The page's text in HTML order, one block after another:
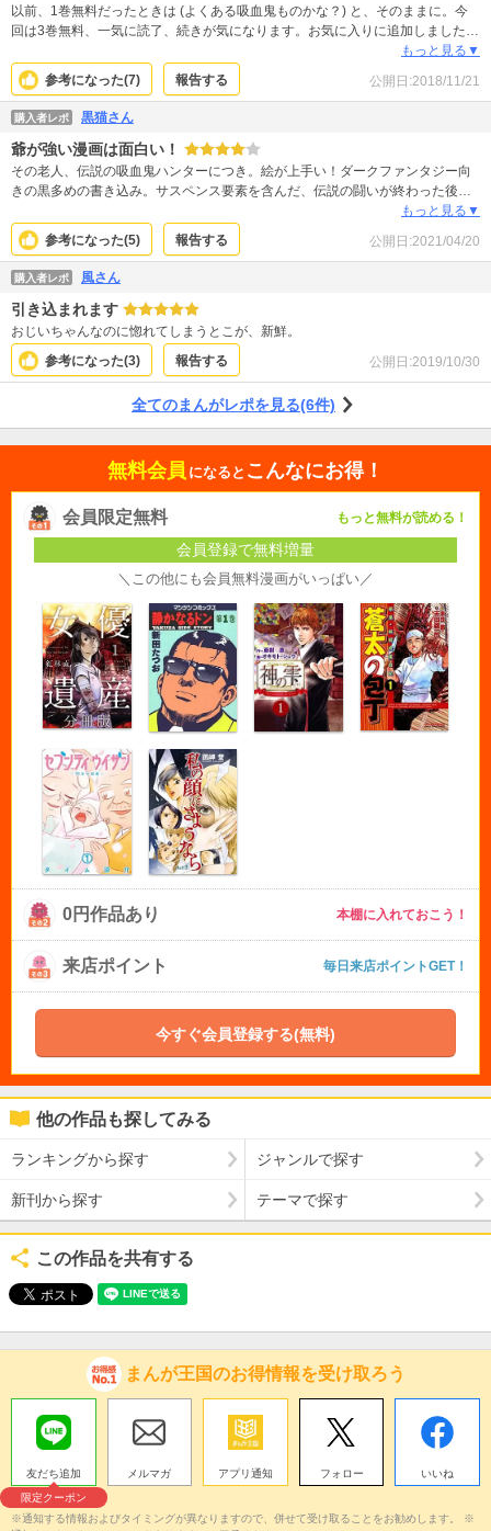
以前、1巻無料だったときは (よくある吸血鬼ものかな？) と、そのままに。今
回は3巻無料、一気に読了、続きが気になります。お気に入りに追加しました。
絵がキレイなのと、ストーリーがしっかりしていて、安心して読み進められま
す。 とにかく、一度読んでみて欲しい。 止まらないと思います。
もっと見る▼
参考になった(7) 報告する 公開日:2018/11/21
購入者レポ 黒猫さん
爺が強い漫画は面白い！
その老人、伝説の吸血鬼ハンターにつき。絵が上手い！ダークファンタジー向
きの黒多めの書き込み。サスペンス要素を含んだ、伝説の闘いが終わった後の
物語！過去と未来、両方気になる構成！面白い。少しストーリーの流れに無理
とダレをを感じつつも、基本はよく練られた構成と引き込まれる絵に、続きが
ひたすら気になります。主人公の世の流れの取り残され過ぎにちょっと無理あ
り、で星を下げましたが、読んで損無し。現代の漫画読みに進めたい、過去と
未来と両方からの物語です。
もっと見る▼
参考になった(5) 報告する 公開日:2021/04/20
購入者レポ 風さん
引き込まれます
おじいちゃんなのに惚れてしまうとこが、新鮮。
参考になった(3) 報告する 公開日:2019/10/30
全てのまんがレポを見る(6件)
無料会員 になると こんなにお得！
会員限定無料 もっと無料が読める！
会員登録で無料増量
＼この他にも会員無料漫画がいっぱい／
0円作品あり 本棚に入れておこう！
来店ポイント 毎日来店ポイントGET！
今すぐ会員登録する(無料)
他の作品も探してみる
ランキングから探す ジャンルで探す
新刊から探す テーマで探す
この作品を共有する
まんが王国のお得情報を受け取ろう
友だち追加
限定クーポン
メルマガ アプリ通知 フォロー いいね
※通知する情報およびタイミングが異なりますので、併せて受け取ることをお勧めします。 ※